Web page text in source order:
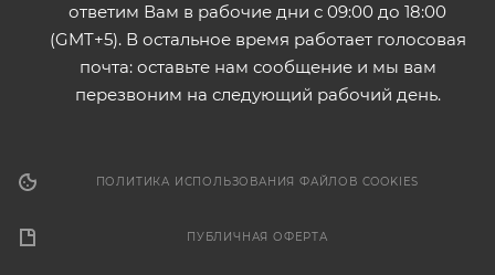
ответим Вам в рабочие дни с 09:00 до 18:00
(GMT+5). В остальное время работает голосовая
почта: оставьте нам сообщение и мы вам
перезвоним на следующий рабочий день.
ПОЛИТИКА ИСПОЛЬЗОВАНИЯ ФАЙЛОВ COOKIES
ПУБЛИЧНАЯ ОФЕРТА